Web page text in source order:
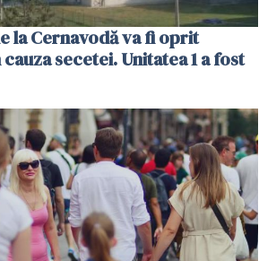
la Cernavodă va fi oprit
secetei. Unitatea 1 a fost